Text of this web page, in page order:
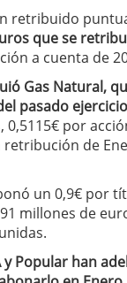
retribuido
que se
a cuenta de
Gas Natural,
pasado
por
de
un 0,9€ por
millones de
y Popular han